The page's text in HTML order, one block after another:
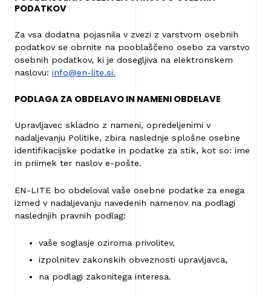
PODATKOV
Za vsa dodatna pojasnila v zvezi z varstvom osebnih
podatkov se obrnite na pooblaščeno osebo za varstvo
osebnih podatkov, ki je dosegljiva na elektronskem
naslovu: info@en-lite.si.
PODLAGA ZA OBDELAVO IN NAMENI OBDELAVE
Upravljavec skladno z nameni, opredeljenimi v
nadaljevanju Politike, zbira naslednje splošne osebne
identifikacijske podatke in podatke za stik, kot so: ime
in priimek ter naslov e-pošte.
EN-LITE bo obdeloval vaše osebne podatke za enega
izmed v nadaljevanju navedenih namenov na podlagi
naslednjih pravnih podlag:
vaše soglasje oziroma privolitev,
izpolnitev zakonskih obveznosti upravljavca,
na podlagi zakonitega interesa.